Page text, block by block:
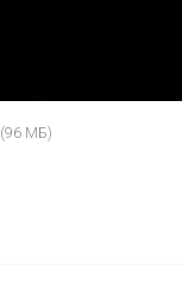
(96 МБ)